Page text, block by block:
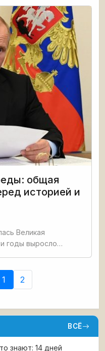
язык в эфире
общая
историей и
Великая
годы выросло
1 2
ВСЁ
знают: 14 дней